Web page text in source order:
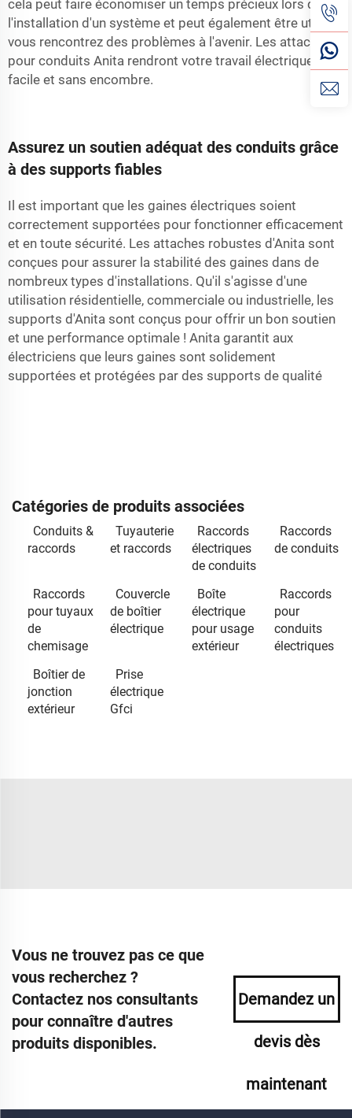
cela peut faire économiser un temps précieux lors de
l'installation d'un système et peut également être utile si
vous rencontrez des problèmes à l'avenir. Les attaches
pour conduits Anita rendront votre travail électrique plus
facile et sans encombre.
Assurez un soutien adéquat des conduits grâce
à des supports fiables
Il est important que les gaines électriques soient
correctement supportées pour fonctionner efficacement
et en toute sécurité. Les attaches robustes d'Anita sont
conçues pour assurer la stabilité des gaines dans de
nombreux types d'installations. Qu'il s'agisse d'une
utilisation résidentielle, commerciale ou industrielle, les
supports d'Anita sont conçus pour offrir un bon soutien
et une performance optimale ! Anita garantit aux
électriciens que leurs gaines sont solidement
supportées et protégées par des supports de qualité
Catégories de produits associées
Conduits &
raccords
Tuyauterie
et raccords
Raccords
électriques
de conduits
Raccords
de conduits
Raccords
pour tuyaux
de
chemisage
Couvercle
de boîtier
électrique
Boîte
électrique
pour usage
extérieur
Raccords
pour
conduits
électriques
Boîtier de
jonction
extérieur
Prise
électrique
Gfci
Vous ne trouvez pas ce que
vous recherchez ?
Contactez nos consultants
pour connaître d'autres
produits disponibles.
Demandez un
devis dès
maintenant